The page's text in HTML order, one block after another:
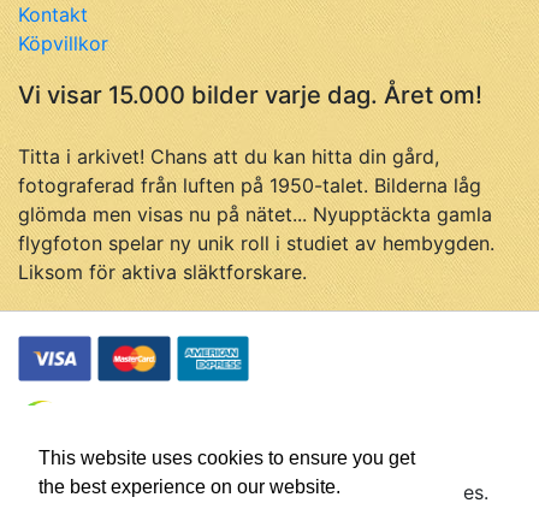
This website uses cookies to ensure you get
the best experience on our website.
Kontakt
Köpvillkor
Vi visar 15.000 bilder varje dag. Året om!
Titta i arkivet! Chans att du kan hitta din gård,
fotograferad från luften på 1950-talet. Bilderna låg
glömda men visas nu på nätet... Nyupptäckta gamla
flygfoton spelar ny unik roll i studiet av hembygden.
Liksom för aktiva släktforskare.
© Flygfotohistoria, samtliga rättigheter förbehålles.